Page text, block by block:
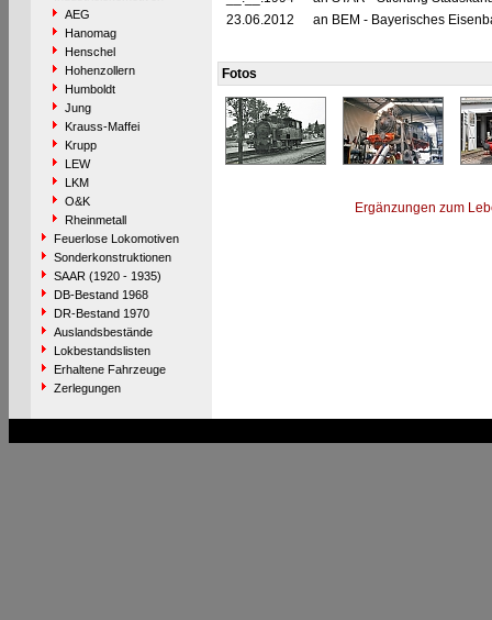
AEG
Hanomag
Henschel
Hohenzollern
Humboldt
Jung
Krauss-Maffei
Krupp
LEW
LKM
O&K
Rheinmetall
Feuerlose Lokomotiven
Sonderkonstruktionen
SAAR (1920 - 1935)
DB-Bestand 1968
DR-Bestand 1970
Auslandsbestände
Lokbestandslisten
Erhaltene Fahrzeuge
Zerlegungen
23.06.2012
an BEM - Bayerisches
Fotos
Ergänzungen zum